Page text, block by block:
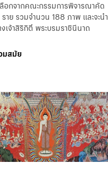
อกจากคณะกรรมการพิจารณาคัด
าย รวมจำนวน 188 ภาพ และจะนำ
เจ้าสิริกิติ์ พระบรมราชินีนาถ
มสมัย